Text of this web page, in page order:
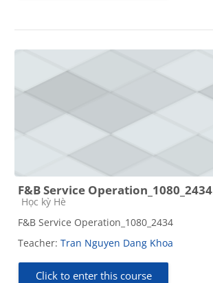
F&B Service Operation_1080_2434
Course category
Học kỳ Hè
F&B Service Operation_1080_2434
Teacher: Tran Nguyen Dang Khoa
Click to enter this course